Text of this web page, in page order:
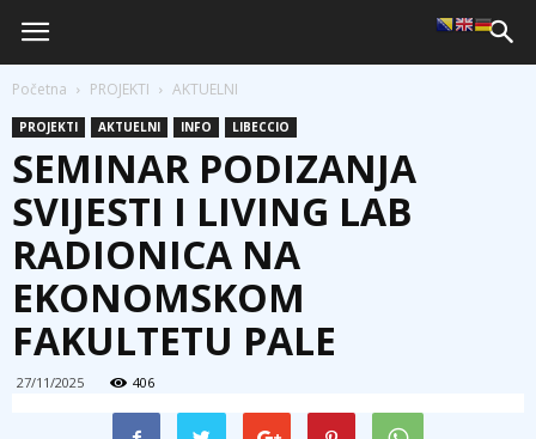
Početna PROJEKTI AKTUELNI
PROJEKTI AKTUELNI INFO LIBECCIO
SEMINAR PODIZANJA
SVIJESTI I LIVING LAB
RADIONICA NA
EKONOMSKOM
FAKULTETU PALE
27/11/2025 406